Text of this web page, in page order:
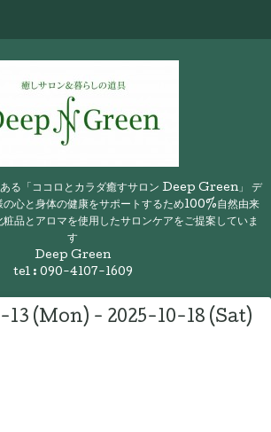
ある「ココロとカラダ癒すサロン Deep Green」 デ
の心と身体の健康をサポートするため100%自然由来
品とアロマを使用したサロンケアをご提案していま
す
Deep Green
tel : 090-4107-1609
13 (Mon) - 2025-10-18 (Sat)